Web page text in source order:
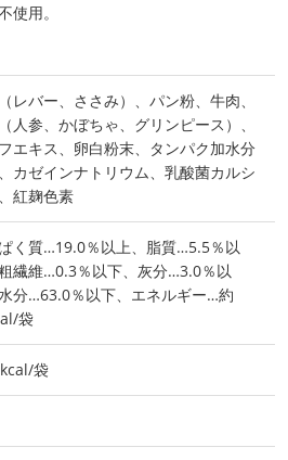
使用。
レバー、ささみ）、パン粉、牛肉、
人参、かぼちゃ、グリンピース）、
エキス、卵白粉末、タンパク加水分
カゼインナトリウム、乳酸菌カルシ
紅麹色素
く質…19.0％以上、脂質…5.5％以
繊維…0.3％以下、灰分…3.0％以
分…63.0％以下、エネルギー…約
袋
袋